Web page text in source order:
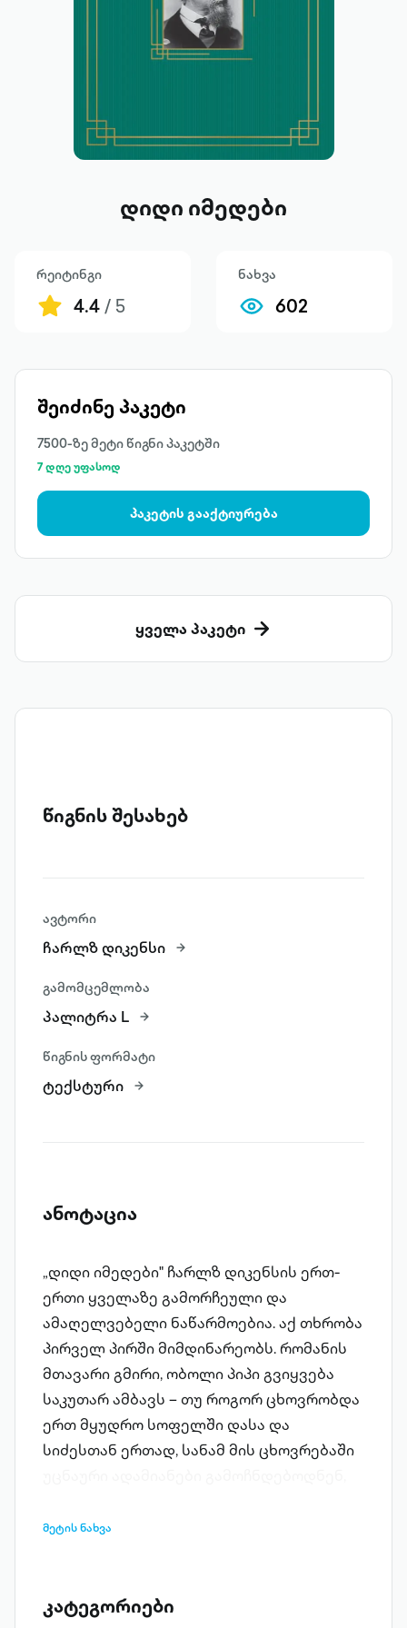
დიდი იმედები
რეიტინგი
4.4/ 5
ნახვა
602
შეიძინე პაკეტი
7500-ზე მეტი წიგნი პაკეტში
7 დღე უფასოდ
პაკეტის გააქტიურება
ყველა პაკეტი
წიგნის შესახებ
ავტორი
ჩარლზ დიკენსი
გამომცემლობა
პალიტრა L
წიგნის ფორმატი
ტექსტური
ანოტაცია
„დიდი იმედები" ჩარლზ დიკენსის ერთ-
ერთი ყველაზე გამორჩეული და
ამაღელვებელი ნაწარმოებია. აქ თხრობა
პირველ პირში მიმდინარეობს. რომანის
მთავარი გმირი, ობოლი პიპი გვიყვება
საკუთარ ამბავს – თუ როგორ ცხოვრობდა
ერთ მყუდრო სოფელში დასა და
სიძესთან ერთად, სანამ მის ცხოვრებაში
ჩაესახათ, ერთგულება ეჩვენებინათ ანდა
პეიზაჟი იშლება ჭაობები, სასაფლაო და
მეტის ნახვა
კატეგორიები